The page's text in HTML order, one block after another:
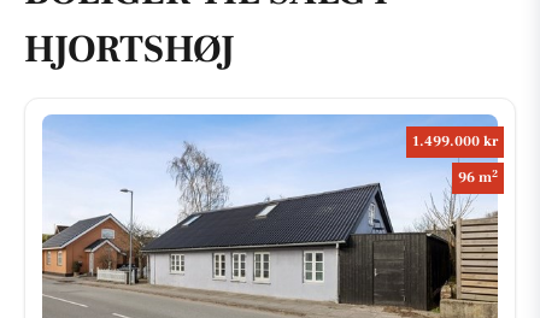
HJORTSHØJ
1.499.000 kr
96 m2